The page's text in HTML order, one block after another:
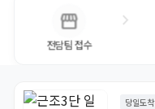
storefront
전담팀 접수
chevron_right
당일도착